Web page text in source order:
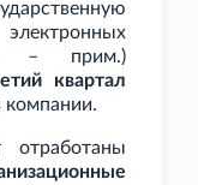
– прим.)
квартал
компании.
отработаны